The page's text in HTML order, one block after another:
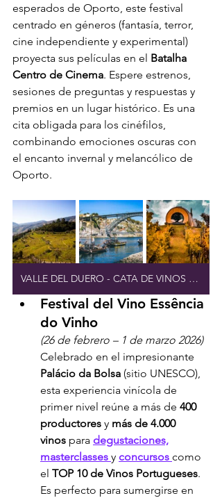
esperados de Oporto, este festival
centrado en géneros (fantasía, terror,
cine independiente y experimental)
proyecta sus películas en el Batalha
Centro de Cinema. Espere estrenos,
sesiones de preguntas y respuestas y
premios en un lugar histórico. Es una
cita obligada para los cinéfilos,
combinando emociones oscuras con
el encanto invernal y melancólico de
Oporto.
VALLE DEL DUERO - CATA DE VINOS EXCLUSIVA
Festival del Vino Essência
do Vinho
(26 de febrero – 1 de marzo 2026)
Celebrado en el impresionante
Palácio da Bolsa (sitio UNESCO),
esta experiencia vinícola de
primer nivel reúne a más de 400
productores y más de 4.000
vinos para degustaciones,
masterclasses y concursos como
el TOP 10 de Vinos Portugueses.
Es perfecto para sumergirse en